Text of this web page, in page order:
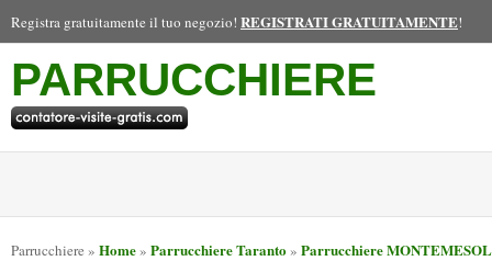
Registra gratuitamente il tuo negozio! REGISTRATI GRATUITAMENTE!
PARRUCCHIERE
Parrucchiere » Home» Parrucchiere Taranto» Parrucchiere